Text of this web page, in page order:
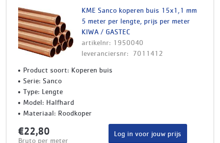
KME Sanco koperen buis 15x1,1 mm
5 meter per lengte, prijs per meter
KIWA / GASTEC
artikelnr: 1950040
leveranciersnr: 7011412
Product soort: Koperen buis
Serie: Sanco
Type: Lengte
Model: Halfhard
Materiaal: Roodkoper
€22,80
Bruto per meter
Log in voor jouw prijs